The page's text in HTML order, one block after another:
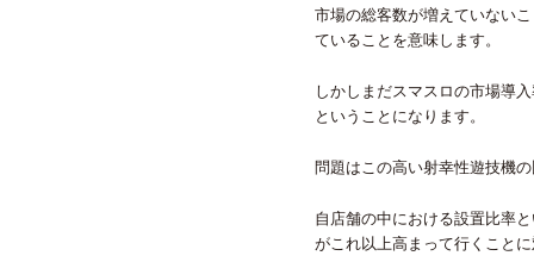
市場の総客数が増えていない
ていることを意味します。
しかしまだスマスロの市場導
ということになります。
問題はこの高い射幸性遊技機
自店舗の中における設置比率
がこれ以上高まって行くこと